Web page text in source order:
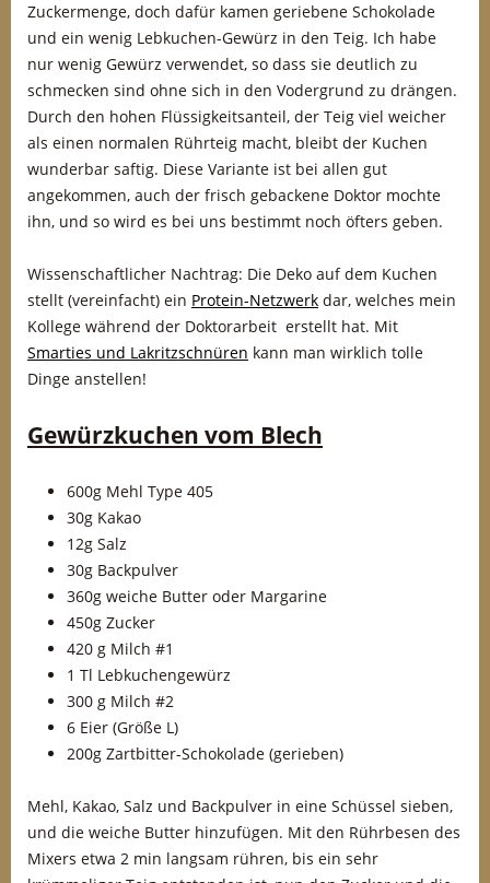
Zuckermenge, doch dafür kamen geriebene Schokolade
und ein wenig Lebkuchen-Gewürz in den Teig. Ich habe
nur wenig Gewürz verwendet, so dass sie deutlich zu
schmecken sind ohne sich in den Vodergrund zu drängen.
Durch den hohen Flüssigkeitsanteil, der Teig viel weicher
als einen normalen Rührteig macht, bleibt der Kuchen
wunderbar saftig. Diese Variante ist bei allen gut
angekommen, auch der frisch gebackene Doktor mochte
ihn, und so wird es bei uns bestimmt noch öfters geben.
Wissenschaftlicher Nachtrag: Die Deko auf dem Kuchen
stellt (vereinfacht) ein Protein-Netzwerk dar, welches mein
Kollege während der Doktorarbeit erstellt hat. Mit
Smarties und Lakritzschnüren kann man wirklich tolle
Dinge anstellen!
Gewürzkuchen vom Blech
600g Mehl Type 405
30g Kakao
12g Salz
30g Backpulver
360g weiche Butter oder Margarine
450g Zucker
420 g Milch #1
1 Tl Lebkuchengewürz
300 g Milch #2
6 Eier (Größe L)
200g Zartbitter-Schokolade (gerieben)
Mehl, Kakao, Salz und Backpulver in eine Schüssel sieben,
und die weiche Butter hinzufügen. Mit den Rührbesen des
Mixers etwa 2 min langsam rühren, bis ein sehr